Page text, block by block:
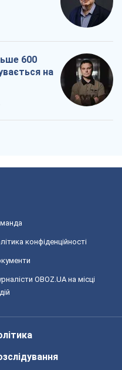
600
на
конфіденційності
OBOZ.UA на місці